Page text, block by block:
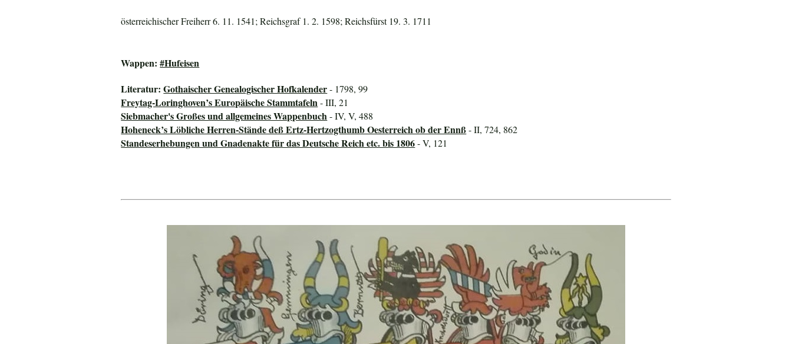
österreichischer Freiherr 6. 11. 1541; Reichsgraf 1. 2. 1598; Reichsfürst 19. 3. 1711
Wappen:#Hufeisen
Literatur:Gothaischer Genealogischer Hofkalender- 1798, 99
Freytag-Loringhoven’s Europäische Stammtafeln- III, 21
Siebmacher's Großes und allgemeines Wappenbuch- IV, V, 488
Hoheneck’s Löbliche Herren-Stände deß Ertz-Hertzogthumb Oesterreich ob der Ennß- II, 724, 862
Standeserhebungen und Gnadenakte für das Deutsche Reich etc. bis 1806- V, 121